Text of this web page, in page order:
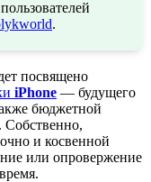
.
посвящено
iPhone — будущего
бюджетной
. Собственно,
и косвенной
или опровержение